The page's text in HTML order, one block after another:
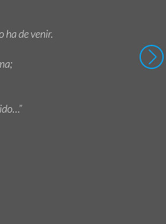
ha de venir.
…”